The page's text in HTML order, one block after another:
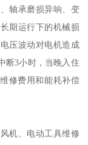
轴承磨损异响、变
期运行下的机械损
压波动对电机造成
断3小时，当晚入住
修费用和能耗补偿
机、电动工具维修